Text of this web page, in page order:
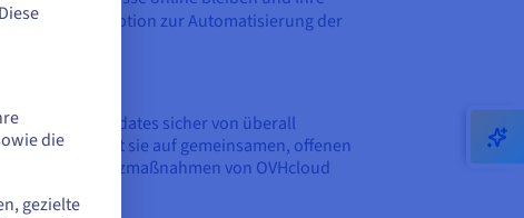
zuverlässige Option zur Automatisierung der
und Updates sicher von überall
anstatt sie auf gemeinsamen, offenen
von OVHcloud
die
gezielte